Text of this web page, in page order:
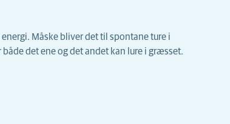
Måske bliver det til spontane ture i
det ene og det andet kan lure i græsset.